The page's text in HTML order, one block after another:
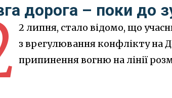
дорога – поки до
2 липня, стало відомо, що
з врегулювання конфлікту на
припинення вогню на лінії